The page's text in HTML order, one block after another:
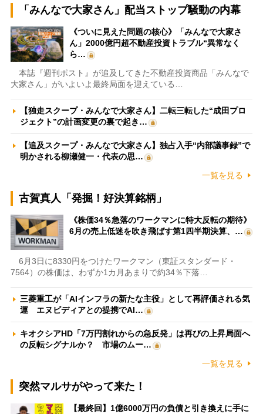
「みんなで大家さん」配当ストップ騒動の内幕
《ついに見えた問題の核心》「みんなで大家さ
ん」2000億円超不動産投資トラブル“異常なく
ら…
本誌『週刊ポスト』が追及してきた不動産投資商品「みんなで
大家さん」がいよいよ最終局面を迎えている…
【独走スクープ・みんなで大家さん】二転三転した“成田プロ
ジェクト”の計画変更の裏で起き…
【追及スクープ・みんなで大家さん】独占入手“内部議事録”で
明かされる柳瀬健一・代表の思…
一覧を見る
古賀真人「発掘！好決算銘柄」
《株価34％急落のワークマンに特大反転の期待》
6月の売上低迷を吹き飛ばす第1四半期決算、…
6月3日に8330円をつけたワークマン（東証スタンダード・
7564）の株価は、わずか1カ月あまりで約34％下落…
三菱重工が「AIインフラの新たな主役」として再評価される気
運 エヌビディアとの提携でAI…
キオクシアHD「7万円割れからの急反発」は再びの上昇局面へ
の反転シグナルか？ 市場のムー…
一覧を見る
突然マルサがやって来た！
【最終回】1億6000万円の負債と引き換えに手に